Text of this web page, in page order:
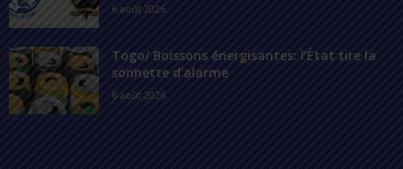
6 août 2026
Togo/ Boissons énergisantes: l’État tire la
sonnette d’alarme
6 août 2026